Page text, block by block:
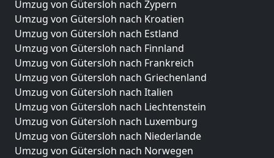
Umzug von Gütersloh nach Zypern
Umzug von Gütersloh nach Kroatien
Umzug von Gütersloh nach Estland
Umzug von Gütersloh nach Finnland
Umzug von Gütersloh nach Frankreich
Umzug von Gütersloh nach Griechenland
Umzug von Gütersloh nach Italien
Umzug von Gütersloh nach Liechtenstein
Umzug von Gütersloh nach Luxemburg
Umzug von Gütersloh nach Niederlande
Umzug von Gütersloh nach Norwegen